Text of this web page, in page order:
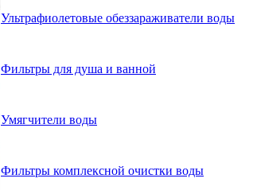
Ультрафиолетовые обеззараживатели воды
Фильтры для душа и ванной
Умягчители воды
Фильтры комплексной очистки воды